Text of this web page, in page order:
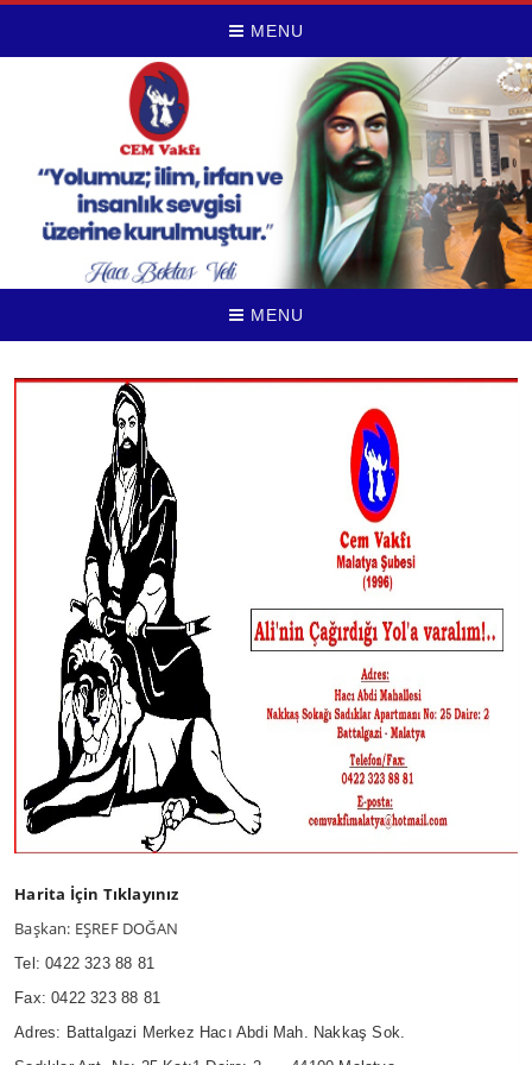
MENU
MENU
Harita İçin Tıklayınız
Başkan: EŞREF DOĞAN
Tel: 0422 323 88 81
Fax: 0422 323 88 81
Adres: Battalgazi Merkez Hacı Abdi Mah. Nakkaş Sok.